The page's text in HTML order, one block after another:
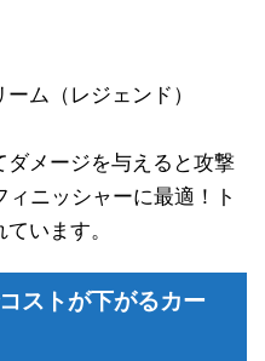
ム（レジェンド）
ダメージを与えると攻撃
ニッシャーに最適！ト
います。
ストが下がるカー